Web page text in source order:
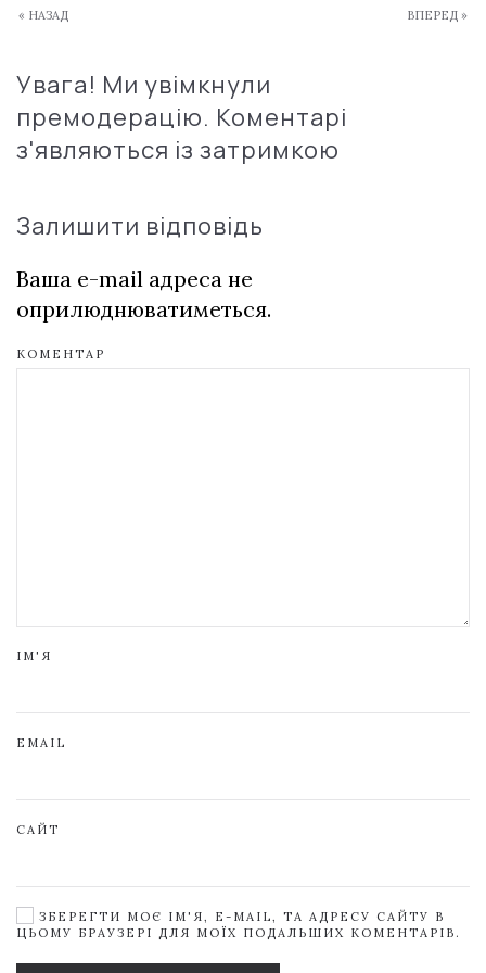
« НАЗАД ВПЕРЕД »
Увага! Ми увімкнули
премодерацію. Коментарі
з'являються із затримкою
Залишити відповідь
Ваша e-mail адреса не
оприлюднюватиметься.
КОМЕНТАР
ІМ'Я
EMAIL
САЙТ
ЗБЕРЕГТИ МОЄ ІМ'Я, E-MAIL, ТА АДРЕСУ САЙТУ В
ЦЬОМУ БРАУЗЕРІ ДЛЯ МОЇХ ПОДАЛЬШИХ КОМЕНТАРІВ.